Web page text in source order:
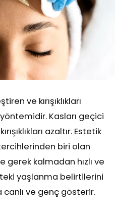
ve kırışıklıkları
Kasları geçici
azaltır. Estetik
biri olan
kalmadan hızlı ve
yaşlanma belirtilerini
ve genç gösterir.